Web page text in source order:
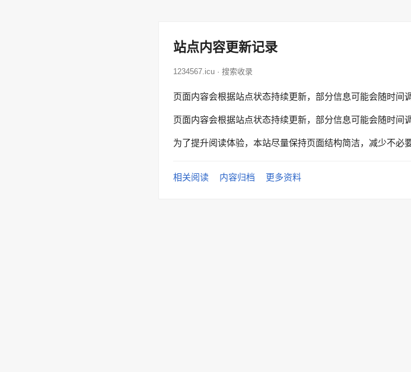
站点内容更新记录
1234567.icu · 搜索收录
页面内容会根据站点状态持续更新，部分信息可能会随时间
页面内容会根据站点状态持续更新，部分信息可能会随时间
为了提升阅读体验，本站尽量保持页面结构简洁，减少不必
相关阅读 内容归档 更多资料